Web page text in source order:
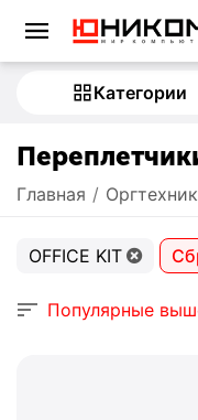
Категории
Главная /
OFFICE KIT
Популярные